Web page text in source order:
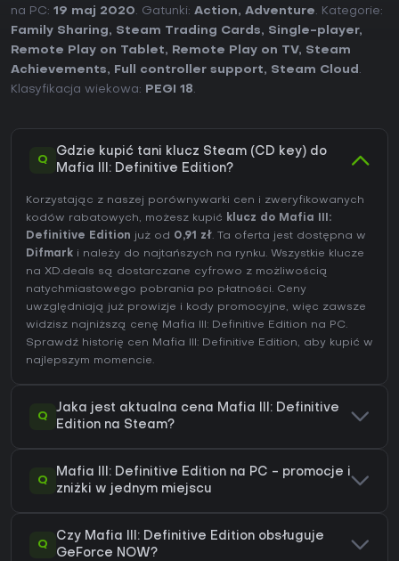
na PC: 19 maj 2020. Gatunki: Action, Adventure. Kategorie:
Family Sharing, Steam Trading Cards, Single-player,
Remote Play on Tablet, Remote Play on TV, Steam
Achievements, Full controller support, Steam Cloud .
Klasyfikacja wiekowa:
PEGI 18.
Q
Gdzie kupić tani klucz Steam (CD key) do
Mafia III: Definitive Edition?
Korzystając z naszej porównywarki cen i zweryfikowanych
kodów rabatowych, możesz kupić klucz do Mafia III:
Definitive Edition już od 0,91 zł. Ta oferta jest dostępna w
Difmark i należy do najtańszych na rynku. Wszystkie klucze
na XD.deals są dostarczane cyfrowo z możliwością
natychmiastowego pobrania po płatności. Ceny
uwzględniają już prowizje i kody promocyjne, więc zawsze
widzisz najniższą cenę Mafia III: Definitive Edition na PC.
Sprawdź historię cen Mafia III: Definitive Edition, aby kupić w
najlepszym momencie.
Q
Jaka jest aktualna cena Mafia III: Definitive
Edition na Steam?
Q
Mafia III: Definitive Edition na PC - promocje i
zniżki w jednym miejscu
Q
Czy Mafia III: Definitive Edition obsługuje
GeForce NOW?